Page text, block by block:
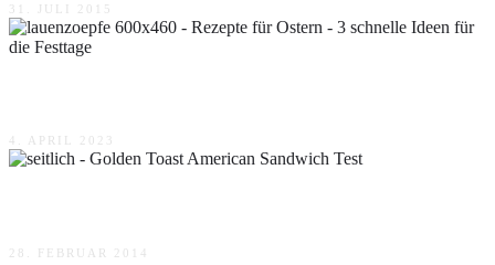
31. JULI 2015
4. APRIL 2023
28. FEBRUAR 2014